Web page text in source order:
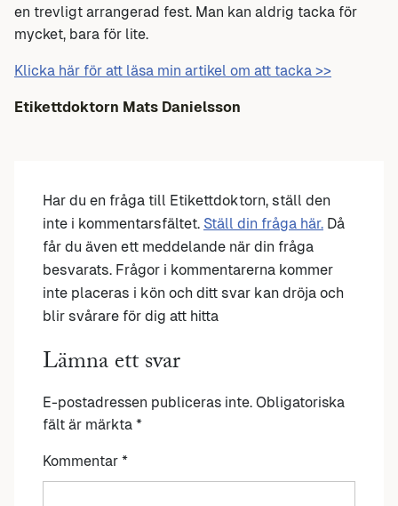
en trevligt arrangerad fest. Man kan aldrig tacka för
mycket, bara för lite.
Klicka här för att läsa min artikel om att tacka >>
Etikettdoktorn Mats Danielsson
Har du en fråga till Etikettdoktorn, ställ den
inte i kommentarsfältet. Ställ din fråga här. Då
får du även ett meddelande när din fråga
besvarats. Frågor i kommentarerna kommer
inte placeras i kön och ditt svar kan dröja och
blir svårare för dig att hitta
Lämna ett svar
E-postadressen publiceras inte. Obligatoriska
fält är märkta *
Kommentar *